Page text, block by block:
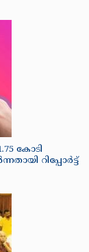
കോടി
റിപ്പോർട്ട്